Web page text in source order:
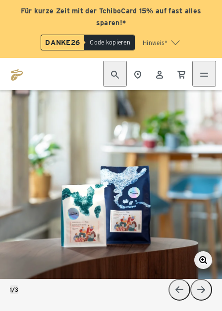
Für kurze Zeit mit der TchiboCard 15% auf fast alles
sparen!*
DANKE26 Code kopieren Hinweis*
1/3